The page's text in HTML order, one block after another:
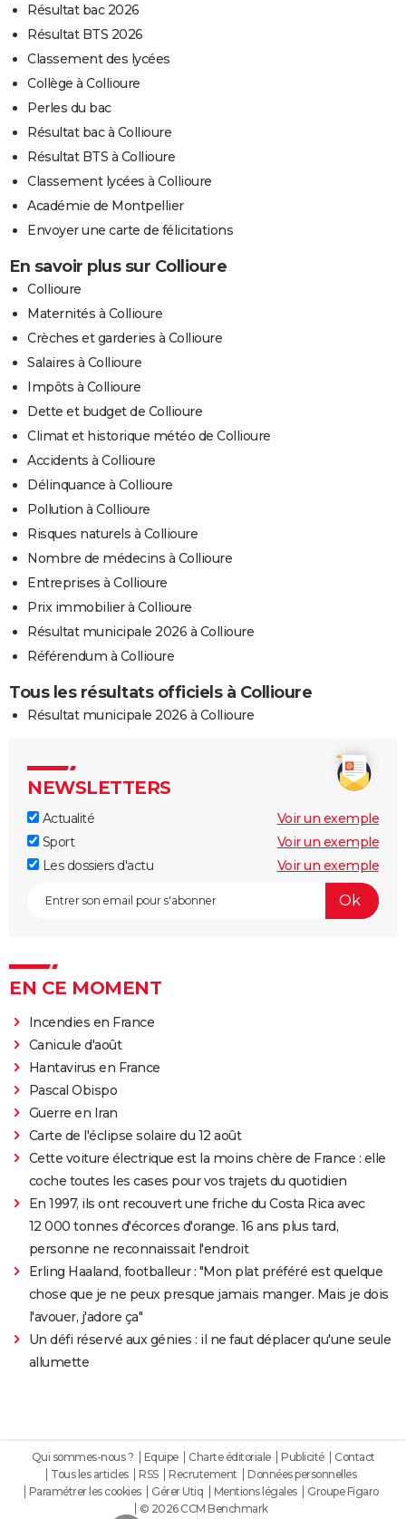
Résultat bac 2026
Résultat BTS 2026
Classement des lycées
Collège à Collioure
Perles du bac
Résultat bac à Collioure
Résultat BTS à Collioure
Classement lycées à Collioure
Académie de Montpellier
Envoyer une carte de félicitations
En savoir plus sur Collioure
Collioure
Maternités à Collioure
Crèches et garderies à Collioure
Salaires à Collioure
Impôts à Collioure
Dette et budget de Collioure
Climat et historique météo de Collioure
Accidents à Collioure
Délinquance à Collioure
Pollution à Collioure
Risques naturels à Collioure
Nombre de médecins à Collioure
Entreprises à Collioure
Prix immobilier à Collioure
Résultat municipale 2026 à Collioure
Référendum à Collioure
Tous les résultats officiels à Collioure
Résultat municipale 2026 à Collioure
NEWSLETTERS
Actualité
Voir un exemple
Sport
Voir un exemple
Les dossiers d'actu
Voir un exemple
EN CE MOMENT
Incendies en France
Canicule d'août
Hantavirus en France
Pascal Obispo
Guerre en Iran
Carte de l'éclipse solaire du 12 août
Cette voiture électrique est la moins chère de France : elle
coche toutes les cases pour vos trajets du quotidien
En 1997, ils ont recouvert une friche du Costa Rica avec
12 000 tonnes d'écorces d'orange. 16 ans plus tard,
personne ne reconnaissait l'endroit
Erling Haaland, footballeur : "Mon plat préféré est quelque
chose que je ne peux presque jamais manger. Mais je dois
l'avouer, j'adore ça"
Un défi réservé aux génies : il ne faut déplacer qu'une seule
allumette
Qui sommes-nous ? Equipe Charte éditoriale Publicité
Contact
Tous les articles
RSS Recrutement
Données personnelles
Paramétrer les cookies
Gérer Utiq Mentions légales
Groupe Figaro
© 2026 CCM Benchmark